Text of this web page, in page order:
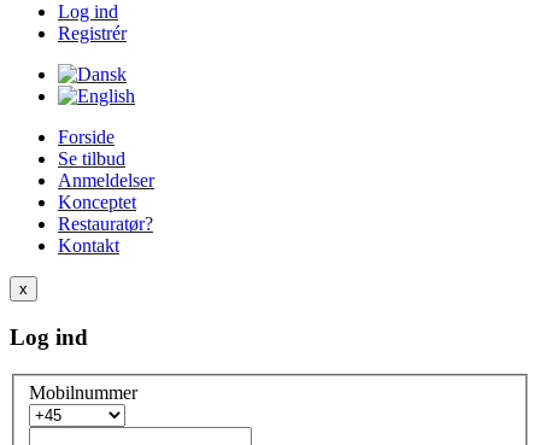
Log ind
Registrér
Forside
Se tilbud
Anmeldelser
Konceptet
Restauratør?
Kontakt
x
Log ind
Mobilnummer